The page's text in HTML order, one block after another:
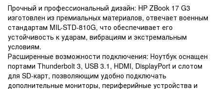
Прочный и профессиональный дизайн: HP ZBook 17 G3
изготовлен из премиальных материалов, отвечает военным
стандартам MIL-STD-810G, что обеспечивает его
устойчивость к ударам, вибрациям и экстремальным
условиям.
Расширенные возможности подключения: Ноутбук оснащен
портами Thunderbolt 3, USB 3.1, HDMI, DisplayPort и слотом
для SD-карт, позволяющим удобно подключать
дополнительные мониторы, периферийные устройства и